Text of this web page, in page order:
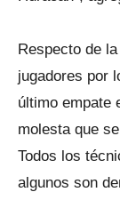
Respecto de
jugadores por
último empate
molesta que
Todos los
algunos son